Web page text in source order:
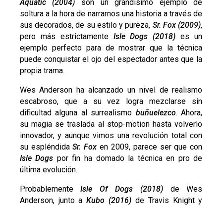
Aquatic
(2004) son un grandísimo ejemplo de
soltura a la hora de narrarnos una historia a través de
sus decorados, de su estilo y pureza, Sr. Fox (2009),
pero más estrictamente Isle Dogs (2018)es un
ejemplo perfecto para de mostrar que la técnica
puede conquistar el ojo del espectador antes que la
propia trama.
Wes Anderson ha alcanzado un nivel de realismo
escabroso, que a su vez logra mezclarse sin
dificultad alguna al surrealismo buñuelezco. Ahora,
su magia se traslada al stop-motion hasta volverlo
innovador, y aunque vimos una revolución total con
su espléndidaSr. Fox en 2009, parece ser que con
Isle Dogs por fin ha domado la técnica en pro de
última evolución.
ProbablementeIsle Of Dogs (2018)de Wes
Anderson, junto aKubo (2016) de Travis Knight y